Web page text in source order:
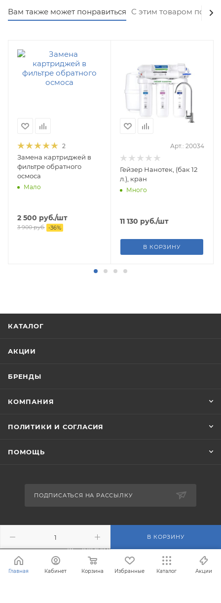
В КОРЗИНУ
Вам также может понравиться С этим товаром
2
Замена картриджей в
фильтре обратного
осмоса
Мало
2 500 руб./шт
3 900руб. -36%
Арт.: 20034
Гейзер Нанотек, (бак 12
л.), кран
Много
11 130 руб./шт
В КОРЗИНУ
КАТАЛОГ
АКЦИИ
БРЕНДЫ
КОМПАНИЯ
ПОЛИТИКИ И СОГЛАСИЯ
ПОМОЩЬ
ПОДПИСАТЬСЯ НА РАССЫЛКУ
info@filterosmos.ru
Главная Кабинет Корзина Избранные Каталог Акции